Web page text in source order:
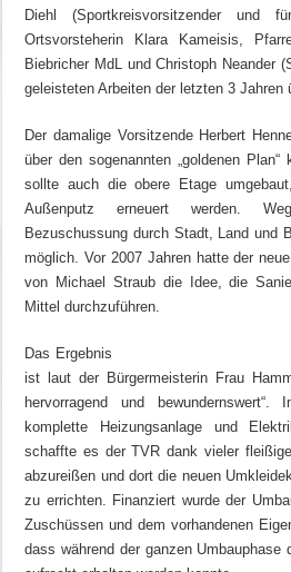
Diehl (Sportkreisvorsitzender und
Ortsvorsteherin Klara Kameisis,
Biebricher MdL und Christoph Neander
geleisteten Arbeiten der letzten 3 Jahren
Der damalige Vorsitzende Herbert
über den sogenannten „goldenen
sollte auch die obere Etage
Außenputz erneuert werden.
Bezuschussung durch Stadt, Land und
möglich. Vor 2007 Jahren hatte der
von Michael Straub die Idee, die
Mittel durchzuführen.
Das Ergebnis
ist laut der Bürgermeisterin Frau
hervorragend und
komplette Heizungsanlage und
schaffte es der TVR dank vieler
abzureißen und dort die neuen
zu errichten. Finanziert wurde der
Zuschüssen und dem vorhandenen
dass während der ganzen Umbauphase